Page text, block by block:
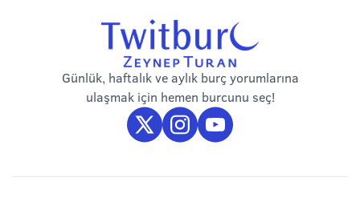
Günlük, haftalık ve aylık burç yorumlarına
ulaşmak için hemen burcunu seç!